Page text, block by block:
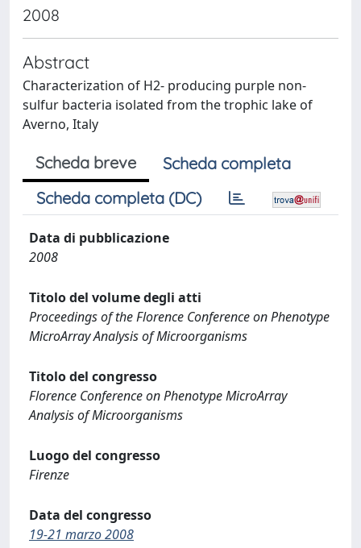
2008
Abstract
Characterization of H2- producing purple non-
sulfur bacteria isolated from the trophic lake of
Averno, Italy
Scheda breve
Scheda completa
Scheda completa (DC)
Data di pubblicazione
2008
Titolo del volume degli atti
Proceedings of the Florence Conference on Phenotype
MicroArray Analysis of Microorganisms
Titolo del congresso
Florence Conference on Phenotype MicroArray
Analysis of Microorganisms
Luogo del congresso
Firenze
Data del congresso
19-21 marzo 2008